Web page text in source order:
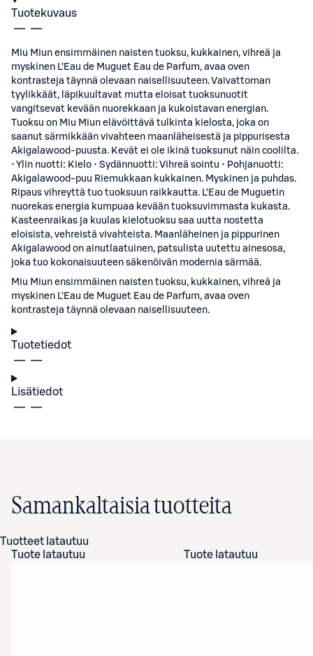
Tuotekuvaus
Miu Miun ensimmäinen naisten tuoksu, kukkainen, vihreä ja
myskinen L’Eau de Muguet Eau de Parfum, avaa oven
kontrasteja täynnä olevaan naisellisuuteen. Vaivattoman
tyylikkäät, läpikuultavat mutta eloisat tuoksunuotit
vangitsevat kevään nuorekkaan ja kukoistavan energian.
Tuoksu on Miu Miun elävöittävä tulkinta kielosta, joka on
saanut särmikkään vivahteen maanläheisestä ja pippurisesta
Akigalawood-puusta. Kevät ei ole ikinä tuoksunut näin coolilta.
• Ylin nuotti: Kielo • Sydännuotti: Vihreä sointu • Pohjanuotti:
Akigalawood-puu Riemukkaan kukkainen. Myskinen ja puhdas.
Ripaus vihreyttä tuo tuoksuun raikkautta. L’Eau de Muguetin
nuorekas energia kumpuaa kevään tuoksuvimmasta kukasta.
Kasteenraikas ja kuulas kielotuoksu saa uutta nostetta
eloisista, vehreistä vivahteista. Maanläheinen ja pippurinen
Akigalawood on ainutlaatuinen, patsulista uutettu ainesosa,
joka tuo kokonaisuuteen säkenöivän modernia särmää.
Miu Miun ensimmäinen naisten tuoksu, kukkainen, vihreä ja
myskinen L’Eau de Muguet Eau de Parfum, avaa oven
kontrasteja täynnä olevaan naisellisuuteen.
Tuotetiedot
Lisätiedot
Samankaltaisia tuotteita
Tuotteet latautuu
Tuote latautuu
Tuote latautuu